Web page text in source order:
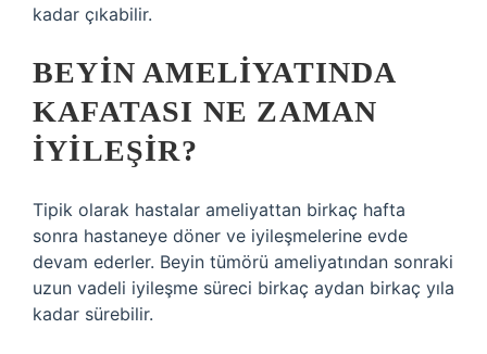
kadar çıkabilir.
BEYIN AMELIYATINDA
KAFATASI NE ZAMAN
IYILEŞIR?
Tipik olarak hastalar ameliyattan birkaç hafta
sonra hastaneye döner ve iyileşmelerine evde
devam ederler. Beyin tümörü ameliyatından sonraki
uzun vadeli iyileşme süreci birkaç aydan birkaç yıla
kadar sürebilir.